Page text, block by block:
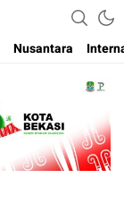
Nusantara